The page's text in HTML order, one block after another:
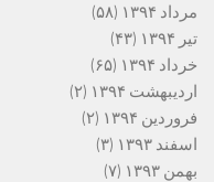
مرداد ۱۳۹۴
(۵۸)
تیر ۱۳۹۴
(۴۳)
خرداد ۱۳۹۴
(۶۵)
اردیبهشت ۱۳۹۴
(۲)
فروردین ۱۳۹۴
(۲)
اسفند ۱۳۹۳
(۳)
بهمن ۱۳۹۳
(۷)